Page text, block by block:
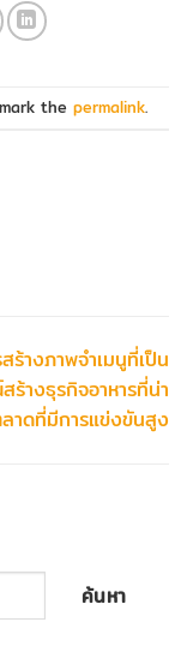
the permalink.
ร้างภาพจำเมนูที่เป็น
ร้างธุรกิจอาหารที่น่า
าดที่มีการแข่งขันสูง
ค้นหา